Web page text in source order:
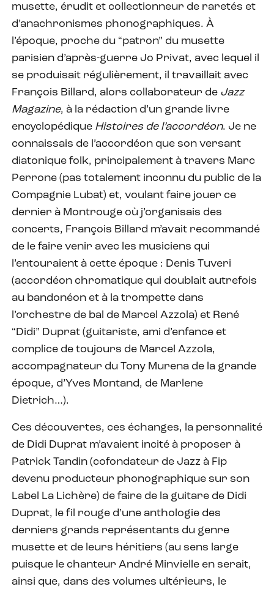
musette, érudit et collectionneur de raretés et
d’anachronismes phonographiques. À
l’époque, proche du “patron” du musette
parisien d’après-guerre Jo Privat, avec lequel il
se produisait régulièrement, il travaillait avec
François Billard, alors collaborateur de Jazz
Magazine, à la rédaction d’un grande livre
encyclopédique Histoires de l’accordéon. Je ne
connaissais de l’accordéon que son versant
diatonique folk, principalement à travers Marc
Perrone (pas totalement inconnu du public de la
Compagnie Lubat) et, voulant faire jouer ce
dernier à Montrouge où j’organisais des
concerts, François Billard m’avait recommandé
de le faire venir avec les musiciens qui
l’entouraient à cette époque : Denis Tuveri
(accordéon chromatique qui doublait autrefois
au bandonéon et à la trompette dans
l’orchestre de bal de Marcel Azzola) et René
“Didi” Duprat (guitariste, ami d’enfance et
complice de toujours de Marcel Azzola,
accompagnateur du Tony Murena de la grande
époque, d’Yves Montand, de Marlene
Dietrich…).
Ces découvertes, ces échanges, la personnalité
de Didi Duprat m’avaient incité à proposer à
Patrick Tandin (cofondateur de Jazz à Fip
devenu producteur phonographique sur son
Label La Lichère) de faire de la guitare de Didi
Duprat, le fil rouge d’une anthologie des
derniers grands représentants du genre
musette et de leurs héritiers (au sens large
puisque le chanteur André Minvielle en serait,
ainsi que, dans des volumes ultérieurs, le